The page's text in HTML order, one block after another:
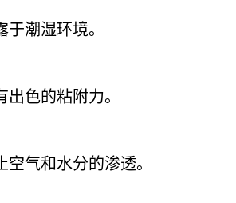
潮湿环境。
色的粘附力。
气和水分的渗透。